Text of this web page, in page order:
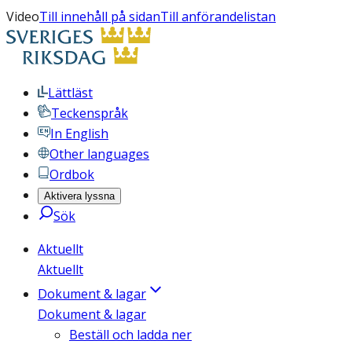
VideoTill innehåll på sidanTill anförandelistan
Lättläst
Teckenspråk
In English
Other languages
Ordbok
Aktivera lyssna
Sök
Aktuellt
Aktuellt
Dokument & lagar
Dokument & lagar
Beställ och ladda ner